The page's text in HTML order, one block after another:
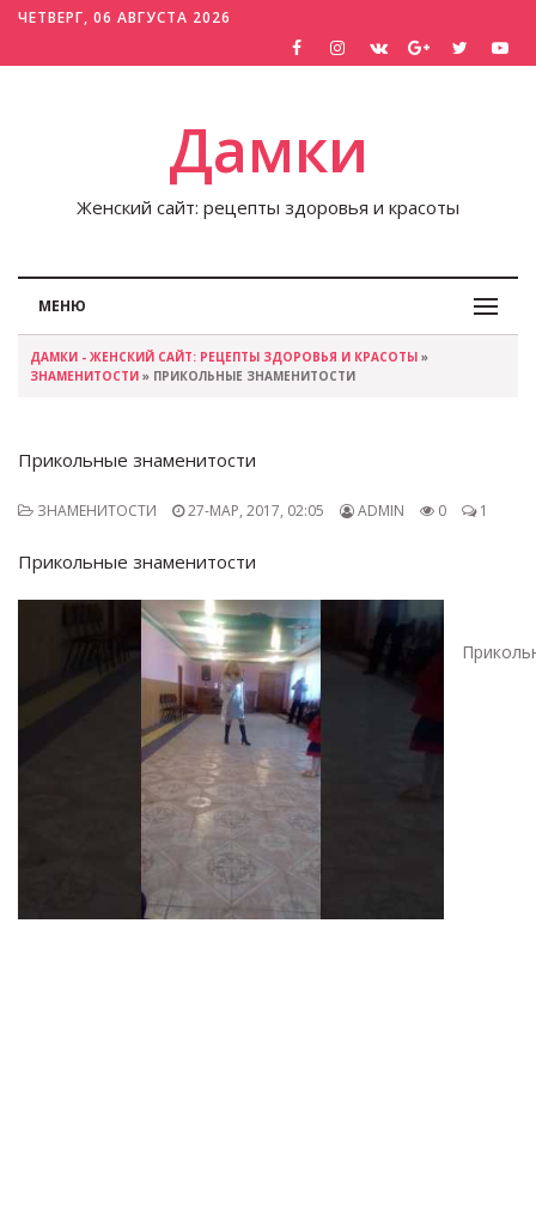
ЧЕТВЕРГ, 06 АВГУСТА 2026
Дамки
Женский сайт: рецепты здоровья и красоты
МЕНЮ
ДАМКИ - ЖЕНСКИЙ САЙТ: РЕЦЕПТЫ ЗДОРОВЬЯ И КРАСОТЫ »
ЗНАМЕНИТОСТИ » ПРИКОЛЬНЫЕ ЗНАМЕНИТОСТИ
Прикольные знаменитости
ЗНАМЕНИТОСТИ 27-МАР, 2017, 02:05 ADMIN 0 1
Прикольные знаменитости